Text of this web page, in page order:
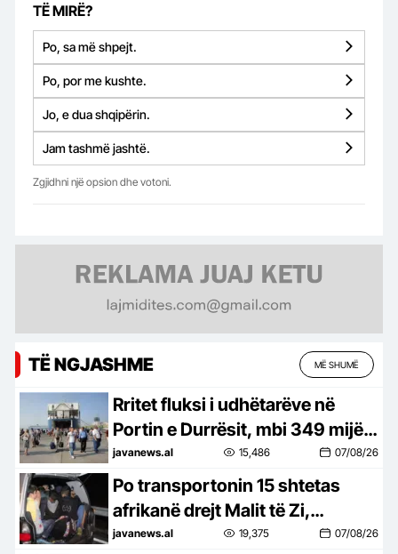
TË MIRË?
Po, sa më shpejt.
Po, por me kushte.
Jo, e dua shqipërin.
Jam tashmë jashtë.
Zgjidhni një opsion dhe votoni.
TË NGJASHME MË SHUMË
Rritet fluksi i udhëtarëve në
Portin e Durrësit, mbi 349 mijë
pasagjerë në 7 muaj
javanews.al 15,486 07/08/26
Po transportonin 15 shtetas
afrikanë drejt Malit të Zi,
arrestohen dy të rinj në Shkodër
javanews.al 19,375 07/08/26